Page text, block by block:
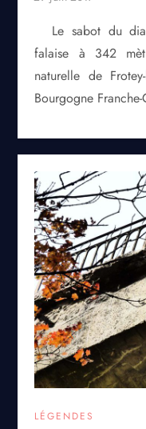
Le sabot du
falaise à 342
naturelle de
Bourgogne
LÉGENDES